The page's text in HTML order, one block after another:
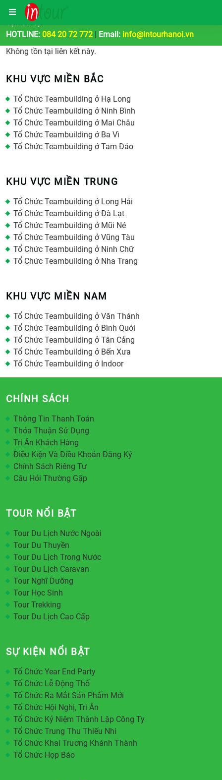
Công Ty Tổ Chức Tour Du Lịch | Teambuilding & Sự Kiện
Tại Hà Nội
HOTLINE: 084 20 72 772 | Email: info@intourhanoi.vn
Không tồn tại liên kết này.
KHU VỰC MIỀN BẮC
Tổ Chức Teambuilding ở Hạ Long
Tổ Chức Teambuilding ở Ninh Bình
Tổ Chức Teambuilding ở Mai Châu
Tổ Chức Teambuilding ở Ba Vì
Tổ Chức Teambuilding ở Tam Đảo
KHU VỰC MIỀN TRUNG
Tổ Chức Teambuilding ở Long Hải
Tổ Chức Teambuilding ở Đà Lạt
Tổ Chức Teambuilding ở Mũi Né
Tổ Chức Teambuilding ở Vũng Tàu
Tổ Chức Teambuilding ở Ninh Chữ
Tổ Chức Teambuilding ở Nha Trang
KHU VỰC MIỀN NAM
Tổ Chức Teambuilding ở Văn Thánh
Tổ Chức Teambuilding ở Bình Quới
Tổ Chức Teambuilding ở Tân Cảng
Tổ Chức Teambuilding ở Bến Xưa
Tổ Chức Teambuilding ở Indoor
CHÍNH SÁCH
Thông Tin Thanh Toán
Thỏa Thuận Sử Dụng
Tri Ân Khách Hàng
Điều Kiện Và Điều Khoản Đăng Ký
Chính Sách Riêng Tư
Câu Hỏi Thường Gặp
TOUR NỔI BẬT
Tour Du Lịch Nước Ngoài
Tour Du Thuyền
Tour Du Lịch Trong Nước
Tour Du Lịch Caravan
Tour Nghĩ Dưỡng
Tour Học Sinh
Tour Trekking
Tour Du Lịch Cao Cấp
SỰ KIỆN NỔI BẬT
Tổ Chức Year End Party
Tổ Chức Lễ Động Thổ
Tổ Chức Ra Mắt Sản Phẩm Mới
Tổ Chức Hội Nghị, Tri Ân
Tổ Chức Kỷ Niệm Thành Lập Công Ty
Tổ Chức Trung Thu Thiếu Nhi
Tổ Chức Khai Trương Khánh Thành
Tổ Chức Họp Báo